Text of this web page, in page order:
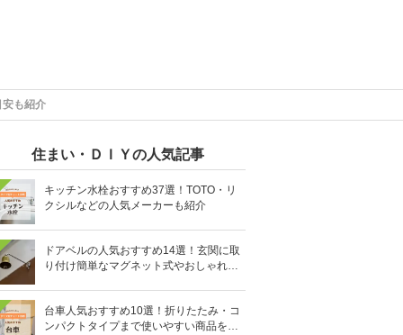
安も紹介
住まい・ＤＩＹの人気記事
キッチン水栓おすすめ37選！TOTO・リ
クシルなどの人気メーカーも紹介
ドアベルの人気おすすめ14選！玄関に取
り付け簡単なマグネット式やおしゃれな
台車人気おすすめ10選！折りたたみ・コ
ンパクトタイプまで使いやすい商品を紹